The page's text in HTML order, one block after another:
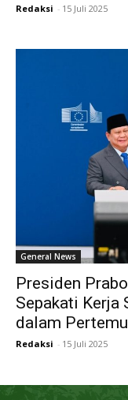
Redaksi - 15 Juli 2025
General News
Presiden
Sepakati Kerja
dalam
Redaksi - 15 Juli 2025